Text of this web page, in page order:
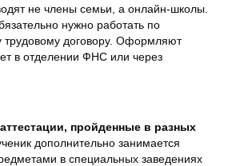
не члены семьи, а онлайн-школы.
нужно работать по
договору. Оформляют
в отделении ФНС или через
пройденные в разных
дополнительно занимается
в специальных заведениях